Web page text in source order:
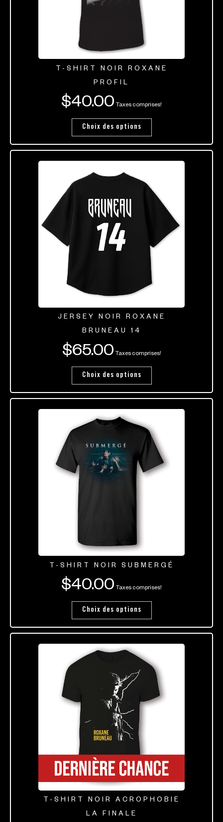
T-SHIRT NOIR ROXANE
PROFIL
$40.00 Taxes comprises!
Choix des options
JERSEY NOIR ROXANE
BRUNEAU 14
$65.00 Taxes comprises!
Choix des options
T-SHIRT NOIR SUBMERGÉ
$40.00 Taxes comprises!
Choix des options
T-SHIRT NOIR ACROPHOBIE
LA FINALE